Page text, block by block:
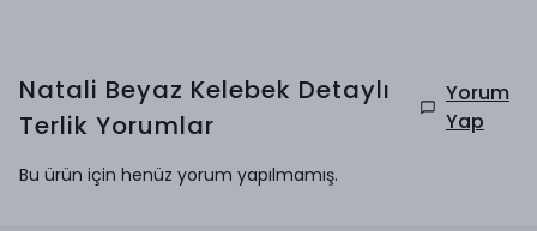
Natali Beyaz Kelebek Detaylı
Terlik Yorumlar
Yorum
Yap
Bu ürün için henüz yorum yapılmamış.